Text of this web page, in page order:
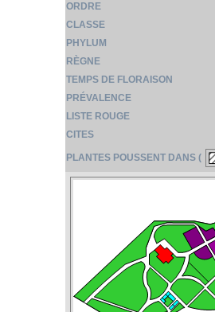
ORDRE
CLASSE
PHYLUM
RÈGNE
TEMPS DE FLORAISON
PRÉVALENCE
LISTE ROUGE
CITES
PLANTES POUSSENT DANS (